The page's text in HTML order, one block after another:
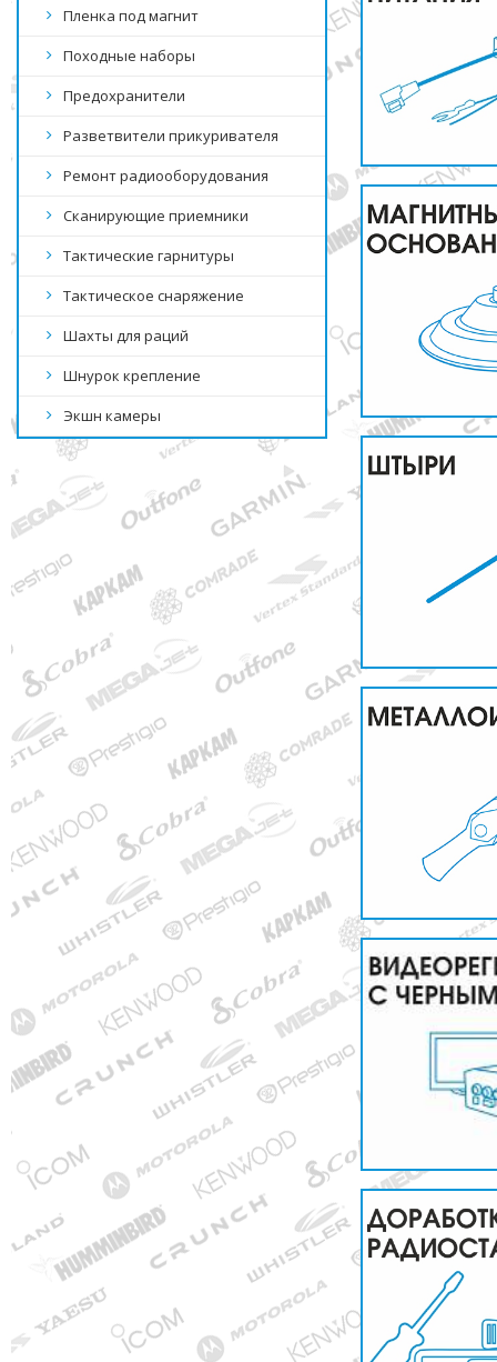
Пленка под магнит
Походные наборы
Предохранители
Разветвители прикуривателя
Ремонт радиооборудования
Сканирующие приемники
Тактические гарнитуры
Тактическое снаряжение
Шахты для раций
Шнурок крепление
Экшн камеры